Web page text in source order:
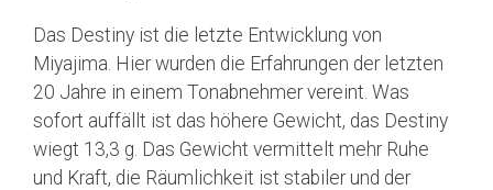
Das Destiny ist die letzte Entwicklung von
Miyajima. Hier wurden die Erfahrungen der letzten
20 Jahre in einem Tonabnehmer vereint. Was
sofort auffällt ist das höhere Gewicht, das Destiny
wiegt 13,3 g. Das Gewicht vermittelt mehr Ruhe
und Kraft, die Räumlichkeit ist stabiler und der